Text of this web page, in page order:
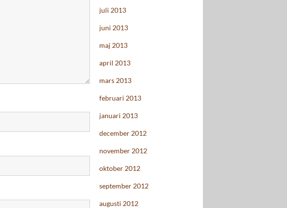
juli 2013
juni 2013
maj 2013
april 2013
mars 2013
februari 2013
januari 2013
december 2012
november 2012
oktober 2012
september 2012
augusti 2012